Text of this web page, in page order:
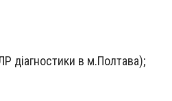
діагностики в м.Полтава);